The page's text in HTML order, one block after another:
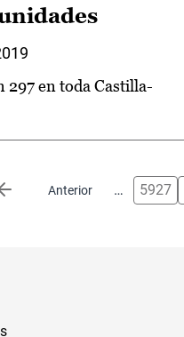
297 en toda Castilla-
Anterior
Página anterior … 5927